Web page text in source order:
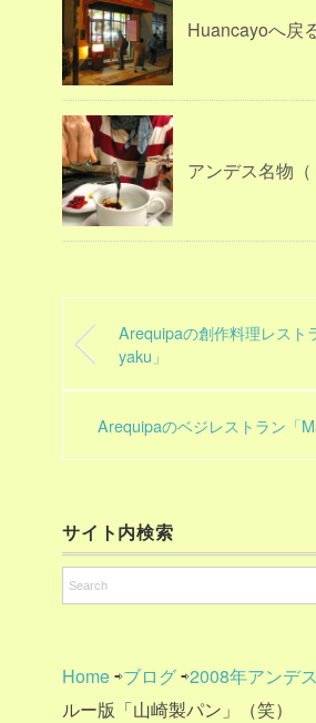
Huancayoへ戻
アンデス名物（
Arequipaの創作料理レスト
yaku」
Arequipaのベジレストラン「
サイト内検索
Home⇨ブログ⇨2008年アンデ
ルー版「山崎製パン」（笑）